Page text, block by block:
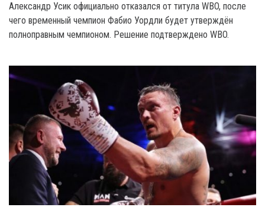
Александр Усик официально отказался от титула WBO, после
чего временный чемпион Фабио Уордли будет утверждён
полноправным чемпионом. Решение подтверждено WBO.